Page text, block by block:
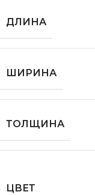
ДЛИНА
ШИРИНА
ТОЛЩИНА
ЦВЕТ